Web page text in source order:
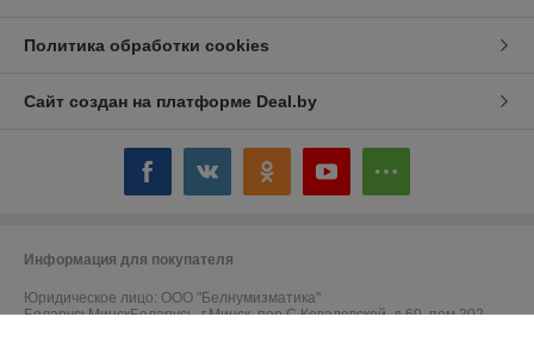
Политика обработки cookies
Сайт создан на платформе Deal.by
Информация для покупателя
Юридическое лицо: ООО "Белнумизматика"
БеларусьМинскБеларусь, г.Минск, пер.С.Ковалевской, д.60, пом.202